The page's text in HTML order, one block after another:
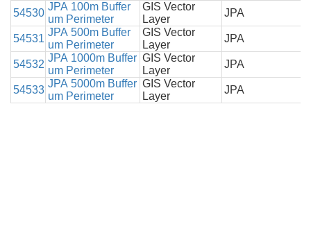
54530
JPA 100m Buffer
um Perimeter
GIS Vector
Layer
JPA
54531
JPA 500m Buffer
um Perimeter
GIS Vector
Layer
JPA
54532
JPA 1000m Buffer
um Perimeter
GIS Vector
Layer
JPA
54533
JPA 5000m Buffer
um Perimeter
GIS Vector
Layer
JPA